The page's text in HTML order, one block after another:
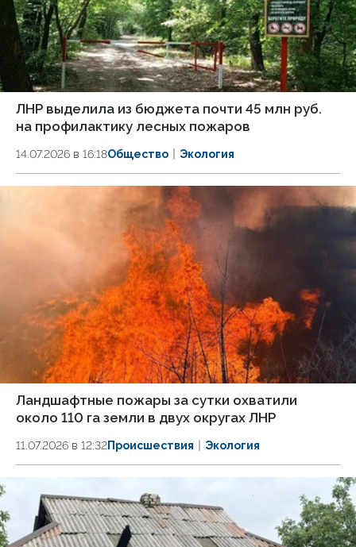
ЛНР выделила из бюджета почти 45 млн руб.
на профилактику лесных пожаров
14.07.2026 в 16:18Общество Экология
Ландшафтные пожары за сутки охватили
около 110 га земли в двух округах ЛНР
11.07.2026 в 12:32Происшествия Экология